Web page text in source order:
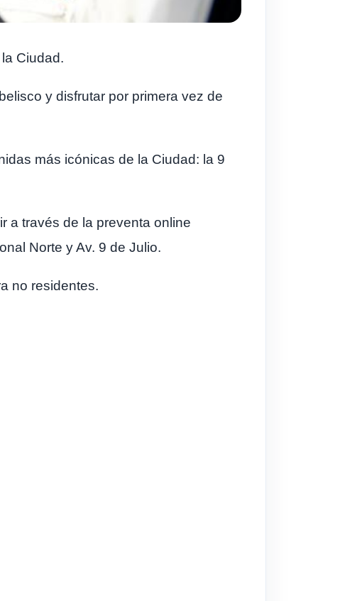
Ciudad.
y disfrutar por primera vez de
más icónicas de la Ciudad: la 9
a través de la preventa online
Norte y Av. 9 de Julio.
no residentes.